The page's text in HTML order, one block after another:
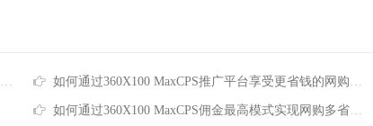
如何通过360X100 MaxCPS推广平台享受更省钱的网购体验
如何通过360X100 MaxCPS佣金最高模式实现网购多省一倍